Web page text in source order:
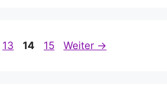
Seite
13 Seite
14 Seite
15 Weiter →